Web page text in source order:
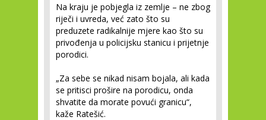
Na kraju je pobjegla iz zemlje – ne zbog
riječi i uvreda, već zato što su
preduzete radikalnije mjere kao što su
privođenja u policijsku stanicu i prijetnje
porodici.
„Za sebe se nikad nisam bojala, ali kada
se pritisci prošire na porodicu, onda
shvatite da morate povući granicu“,
kaže Ratešić.